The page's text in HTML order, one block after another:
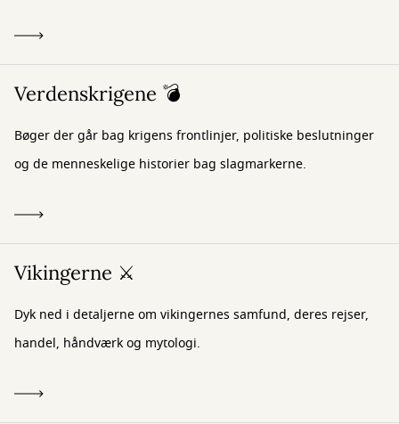
Verdenskrigene 💣
Bøger der går bag krigens frontlinjer, politiske beslutninger
og de menneskelige historier bag slagmarkerne.
Vikingerne ⚔️
Dyk ned i detaljerne om vikingernes samfund, deres rejser,
handel, håndværk og mytologi.